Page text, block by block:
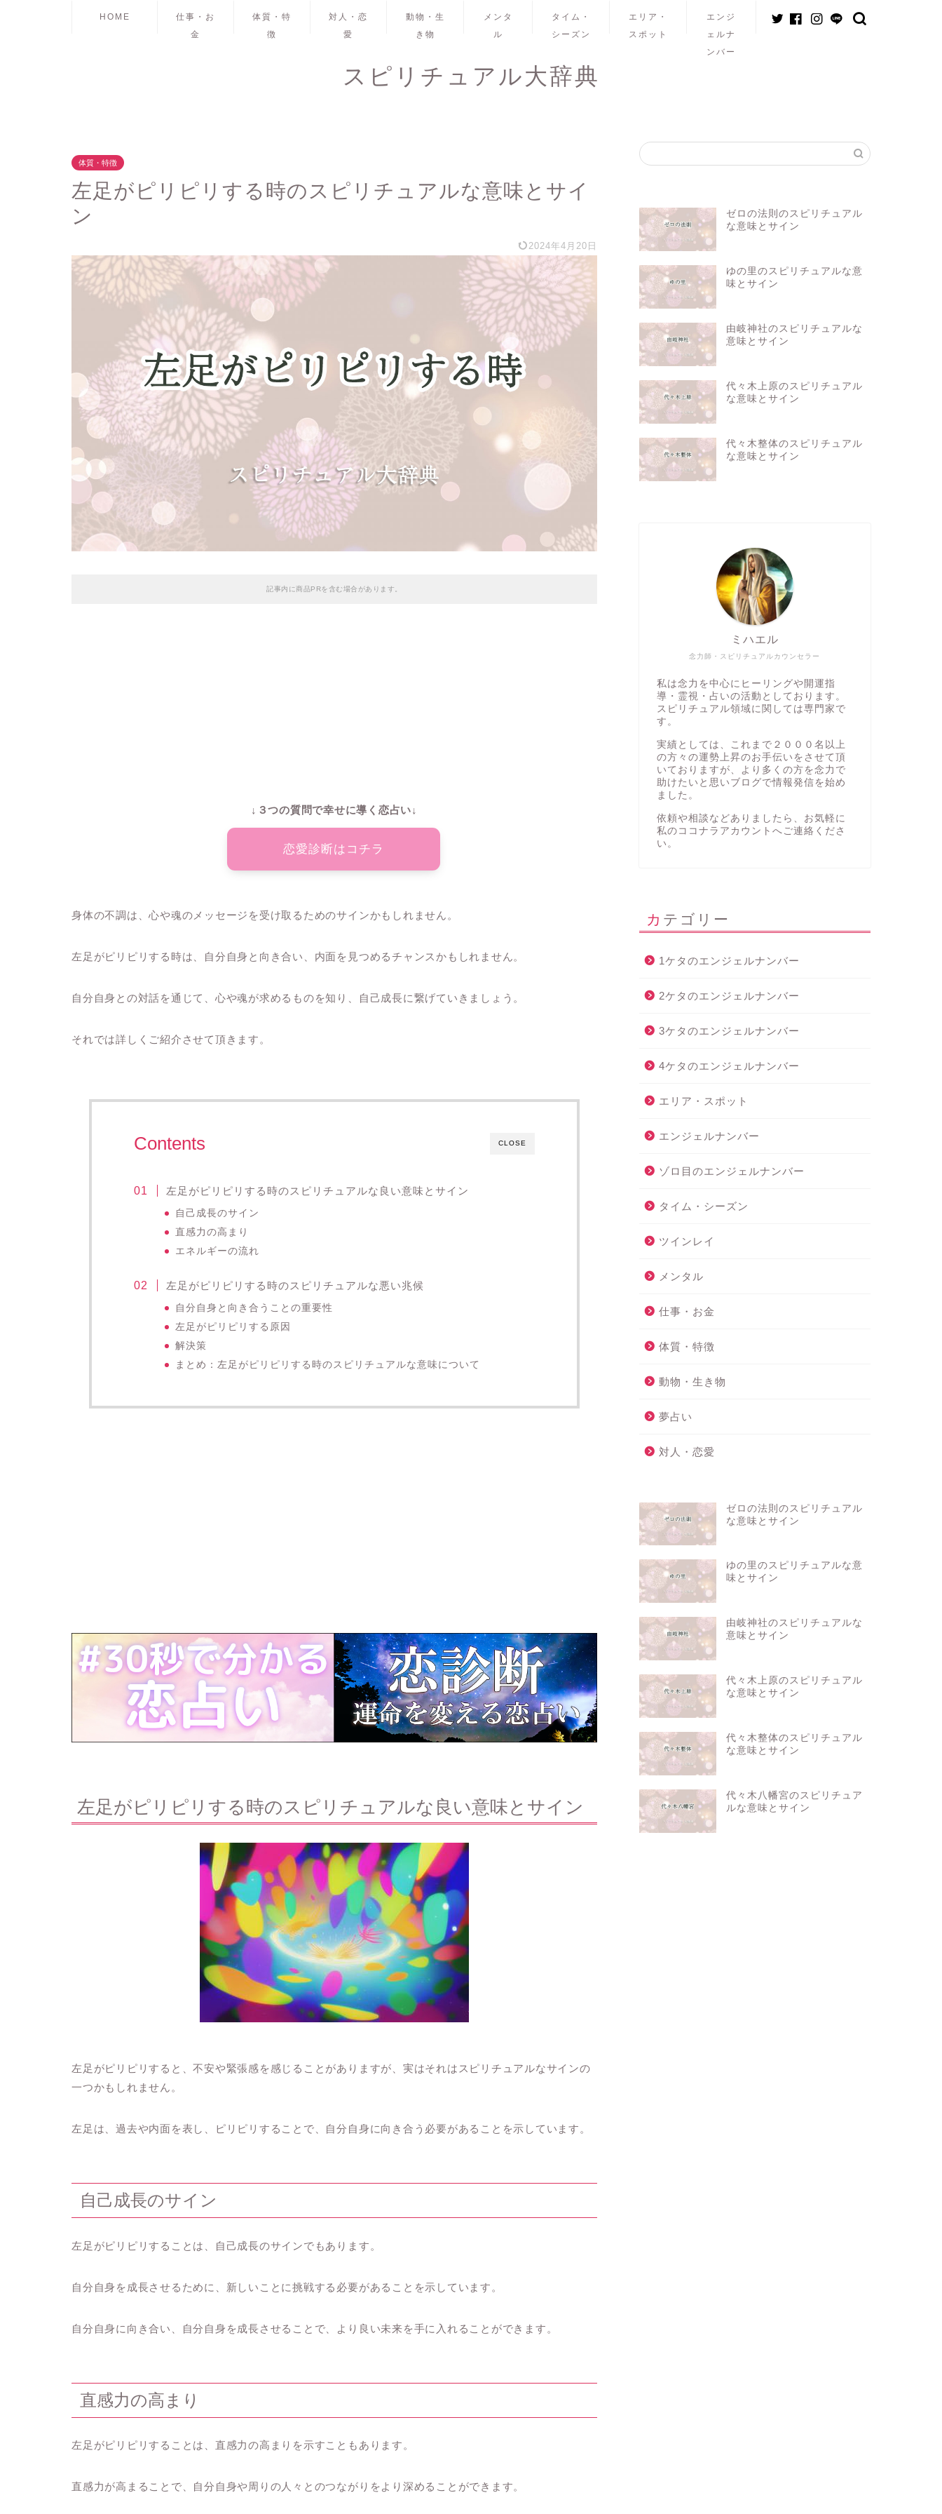
HOME
仕事・お
金
体質・特
徴
対人・恋
愛
動物・生
き物
メンタ
ル
タイム・
シーズン
エリア・
スポット
エンジ
ェルナ
ンバー
スピリチュアル大辞典
体質・特徴
左足がピリピリする時のスピリチュアルな意味とサイ
ン
2024年4月20日
記事内に商品PRを含む場合があります。
↓３つの質問で幸せに導く恋占い↓
恋愛診断はコチラ
身体の不調は、心や魂のメッセージを受け取るためのサインかもしれません。
左足がピリピリする時は、自分自身と向き合い、内面を見つめるチャンスかもしれません。
自分自身との対話を通じて、心や魂が求めるものを知り、自己成長に繋げていきましょう。
それでは詳しくご紹介させて頂きます。
CLOSE
Contents
左足がピリピリする時のスピリチュアルな良い意味とサイン
自己成長のサイン
直感力の高まり
エネルギーの流れ
左足がピリピリする時のスピリチュアルな悪い兆候
自分自身と向き合うことの重要性
左足がピリピリする原因
解決策
まとめ：左足がピリピリする時のスピリチュアルな意味について
左足がピリピリする時のスピリチュアルな良い意味とサイン
左足がピリピリすると、不安や緊張感を感じることがありますが、実はそれはスピリチュアルなサインの
一つかもしれません。
左足は、過去や内面を表し、ピリピリすることで、自分自身に向き合う必要があることを示しています。
自己成長のサイン
左足がピリピリすることは、自己成長のサインでもあります。
自分自身を成長させるために、新しいことに挑戦する必要があることを示しています。
自分自身に向き合い、自分自身を成長させることで、より良い未来を手に入れることができます。
直感力の高まり
左足がピリピリすることは、直感力の高まりを示すこともあります。
直感力が高まることで、自分自身や周りの人々とのつながりをより深めることができます。
ゼロの法則のスピリチュアル
な意味とサイン
ゆの里のスピリチュアルな意
味とサイン
由岐神社のスピリチュアルな
意味とサイン
代々木上原のスピリチュアル
な意味とサイン
代々木整体のスピリチュアル
な意味とサイン
念力師・スピリチュアルカウンセラー
ミハエル
私は念力を中心にヒーリングや開運指
導・霊視・占いの活動としております。
スピリチュアル領域に関しては専門家で
す。
実績としては、これまで２０００名以上
の方々の運勢上昇のお手伝いをさせて頂
いておりますが、より多くの方を念力で
助けたいと思いブログで情報発信を始め
ました。
依頼や相談などありましたら、お気軽に
私の ココナラアカウント へご連絡くださ
い。
カテゴリー
1ケタのエンジェルナンバー
2ケタのエンジェルナンバー
3ケタのエンジェルナンバー
4ケタのエンジェルナンバー
エリア・スポット
エンジェルナンバー
ゾロ目のエンジェルナンバー
タイム・シーズン
ツインレイ
メンタル
仕事・お金
体質・特徴
動物・生き物
夢占い
対人・恋愛
ゼロの法則のスピリチュアル
な意味とサイン
ゆの里のスピリチュアルな意
味とサイン
由岐神社のスピリチュアルな
意味とサイン
代々木上原のスピリチュアル
な意味とサイン
代々木整体のスピリチュアル
な意味とサイン
代々木八幡宮のスピリチュア
ルな意味とサイン